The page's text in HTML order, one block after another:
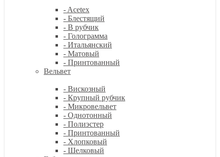
- Acetex
- Блестящий
- В рубчик
- Голограмма
- Итальянский
- Матовый
- Принтованный
Вельвет
- Вискозный
- Крупный рубчик
- Микровельвет
- Однотонный
- Полиэстер
- Принтованный
- Хлопковый
- Шелковый